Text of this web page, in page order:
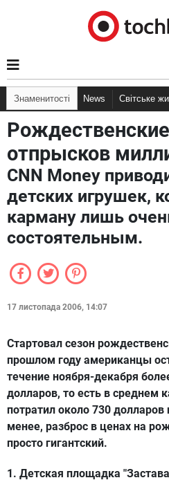
Знаменитості News Світське
отпрысков
CNN Money
детских игрушек,
карману лишь
состоятельным.
17 листопада 2006, 14:07
Стартовал сезон
прошлом году американцы
течение ноября-декабря
долларов, то есть в среднем
потратил около 730
менее, разброс в ценах на
просто гигантский.
1. Детская площадка